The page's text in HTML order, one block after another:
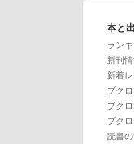
本と
ラン
新刊
新着
ブク
ブク
ブク
読書